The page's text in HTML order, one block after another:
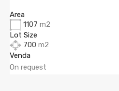
Area
1107 m2
Lot Size
700 m2
Venda
On request